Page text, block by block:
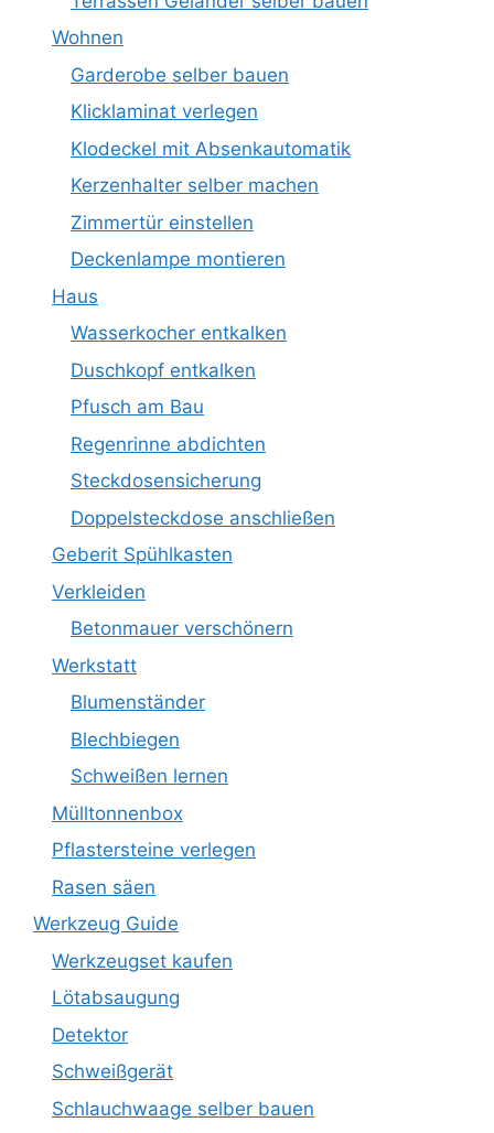
Wohnen
Garderobe selber bauen
Klicklaminat verlegen
Klodeckel mit Absenkautomatik
Kerzenhalter selber machen
Zimmertür einstellen
Deckenlampe montieren
Haus
Wasserkocher entkalken
Duschkopf entkalken
Pfusch am Bau
Regenrinne abdichten
Steckdosensicherung
Doppelsteckdose anschließen
Geberit Spühlkasten
Verkleiden
Betonmauer verschönern
Werkstatt
Blumenständer
Blechbiegen
Schweißen lernen
Mülltonnenbox
Pflastersteine verlegen
Rasen säen
Werkzeug Guide
Werkzeugset kaufen
Lötabsaugung
Detektor
Schweißgerät
Schlauchwaage selber bauen